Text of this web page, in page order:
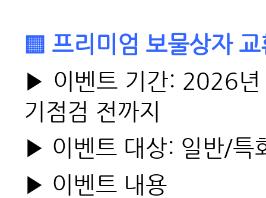
▒ 프리미엄 보물상자
▶ 이벤트 기간: 2026
기점검 전까지
▶ 이벤트 대상: 일반/특
▶ 이벤트 내용